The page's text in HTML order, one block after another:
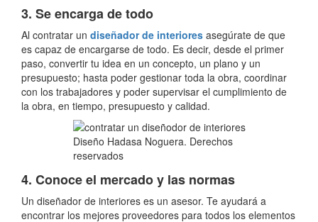
3. Se encarga de todo
Al contratar un diseñador de interiores asegúrate de que
es capaz de encargarse de todo. Es decir, desde el primer
paso, convertir tu idea en un concepto, un plano y un
presupuesto; hasta poder gestionar toda la obra, coordinar
con los trabajadores y poder supervisar el cumplimiento de
la obra, en tiempo, presupuesto y calidad.
Diseño Hadasa Noguera. Derechos
reservados
4. Conoce el mercado y las normas
Un diseñador de interiores es un asesor. Te ayudará a
encontrar los mejores proveedores para todos los elementos